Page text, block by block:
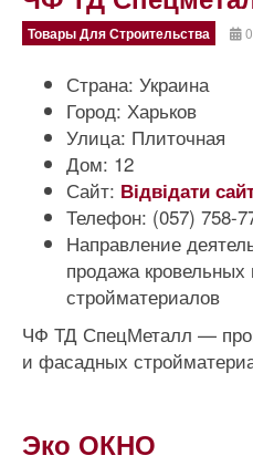
Товары Для Строительства
Страна: Украина
Город: Харьков
Улица: Плиточная
Дом: 12
Сайт: Відвідати
Телефон: (057) 758-
Направление
продажа
стройматериалов
ЧФ ТД СпецМеталл —
и фасадных
Эко ОКНО